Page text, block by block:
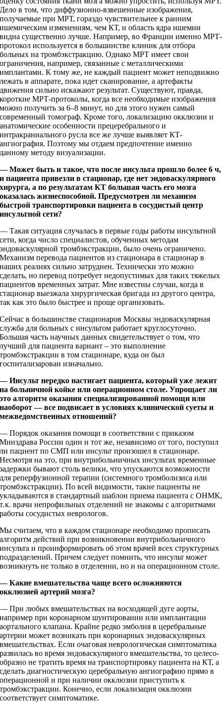
Дело в том, что диффузионно-­взвешенные изображения,
получаемые при МРТ, гораздо чувствительнее к ранним
ишемическим изменениям, чем КТ, и область ядра ишемии
видна существенно лучше. Например, во Франции именно МРТ-
протокол используется в большинстве клиник для отбора
больных на тромбэкстракцию. Однако МРТ имеет свои
ограничения, например, связанные с металлическими
имплантами. К тому же, не каждый пациент может неподвижно
лежать в аппарате, пока идет сканирование, а артефакты
движения сильно искажают результат. Существуют, правда,
короткие МРТ-протоколы, когда все необходимые изображения
можно получить за 6–8 минут, но для этого нужен самый
современный томограф. Кроме того, локализацию окклюзии и
анатомические особенности прецеребрального и
интракраниального русла все же лучше выявляет КТ-
ангиография. Поэтому мы отдаем предпочтение именно
данному методу визуализации.
— Может быть и такое, что после инсульта прошло более 6 ч,
и пациента привезли в стационар, где нет эндоваскулярного
хирурга, а по результатам КТ большая часть его мозга
оказалась жизнеспособной. Предусмотрен ли механизм
быстрой транспортировки пациента в сосудистый центр
инсультной сети?
— Такая ситуация случалась в первые годы работы инсультной
сети, когда число специалистов, обученных методам
эндоваскулярной тромбэкстракции, было очень ограничено.
Механизм перевода пациентов из стационара в стационар в
наших реалиях сильно затруднен. Технически это можно
сделать, но перевод потребует недопустимых для таких тяжелых
пациентов временных затрат. Мне известны случаи, когда в
стационар выезжала хирургическая бригада из другого центра,
так как это было быстрее и проще организовать.
Сейчас в большинстве стационаров Москвы эндоваскулярная
служба для больных с инсультом работает круглосуточно.
Большая часть научных данных свидетельствует о том, что
лучший для пациента вариант – это выполнение
тромбэкстракции в том стационаре, куда он был
госпитализарован изначально.
— Инсульт нередко настигает пациента, который уже лежит
на больничной койке или операционном столе. Упрощает ли
это алгоритм оказания специализированной помощи или
наоборот — все подвисает в условиях клинической суеты и
межведомственных отношений?
— Порядок оказания помощи в соответствии с приказом
Минздрава России один и тот же, независимо от того, поступил
ли пациент по СМП или инсульт произошел в стационаре.
Несмотря на это, при внутрибольничных инсультах временные
задержки бывают столь велики, что упускаются возможности
для реперфузионной терапии (системного тромболизиса или
тромбэкстракции). По всей видимости, такие пациенты не
укладываются в стандартный шаблон приема пациента с ОНМК,
т. к. врачи непрофильных отделений не знакомы с алгоритмами
работы сосудистых неврологов.
Мы считаем, что в каждом стационаре необходимо прописать
алгоритм действий при возникновении внутрибольничного
инсульта и проинформировать об этом врачей всех структурных
подразделений. Причем следует помнить, что инсульт может
возникнуть не только в отделении, но и на операционном столе.
— Какие вмешательства чаще всего осложняются
окклюзией артерий мозга?
— При любых вмешательствах на восходящей дуге аорты,
например при коронарном шунтировании или имплантации
аортального клапана. Крайне редко эмболия в церебральные
артерии может возникать при коронарных эндоваскулярных
вмешательствах. Если очаговая неврологическая симптоматика
развилась во время эндоваскулярного вмешательства, то целесо­
образно не тратить время на транспортировку пациента на КТ, а
сделать диагностическую церебральную ангиографию прямо в
операционной и при наличии окклюзии приступить к
тромбэкстракции. Конечно, если локализация окклюзии
соответствует симптоматике.